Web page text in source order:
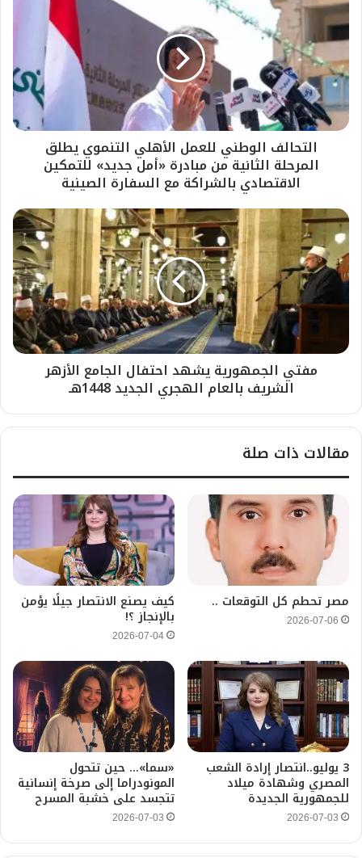
التحالف الوطني للعمل الأهلي التنموي يطلق
المرحلة الثانية من مبادرة «أمل جديد» للتمكين
الاقتصادي بالشراكة مع السفارة الصينية
مفتي الجمهورية يشهد احتفال الجامع الأزهر
الشريف بالعام الهجري الجديد 1448هـ
مقالات ذات صلة
مصر تحطم كل التوقعات ..
2026-07-06
كيف يصنع الانتصار جيلًا يؤمن
بالإنجاز ؟!
2026-07-04
3 يوليو..انتصار إرادة الشعب
المصري وشهادة ميلاد
للجمهورية الجديدة
2026-07-03
«سما»… حين تتحول
المونودراما إلى صرخة إنسانية
تتجسد على خشبة المسرح
2026-07-03